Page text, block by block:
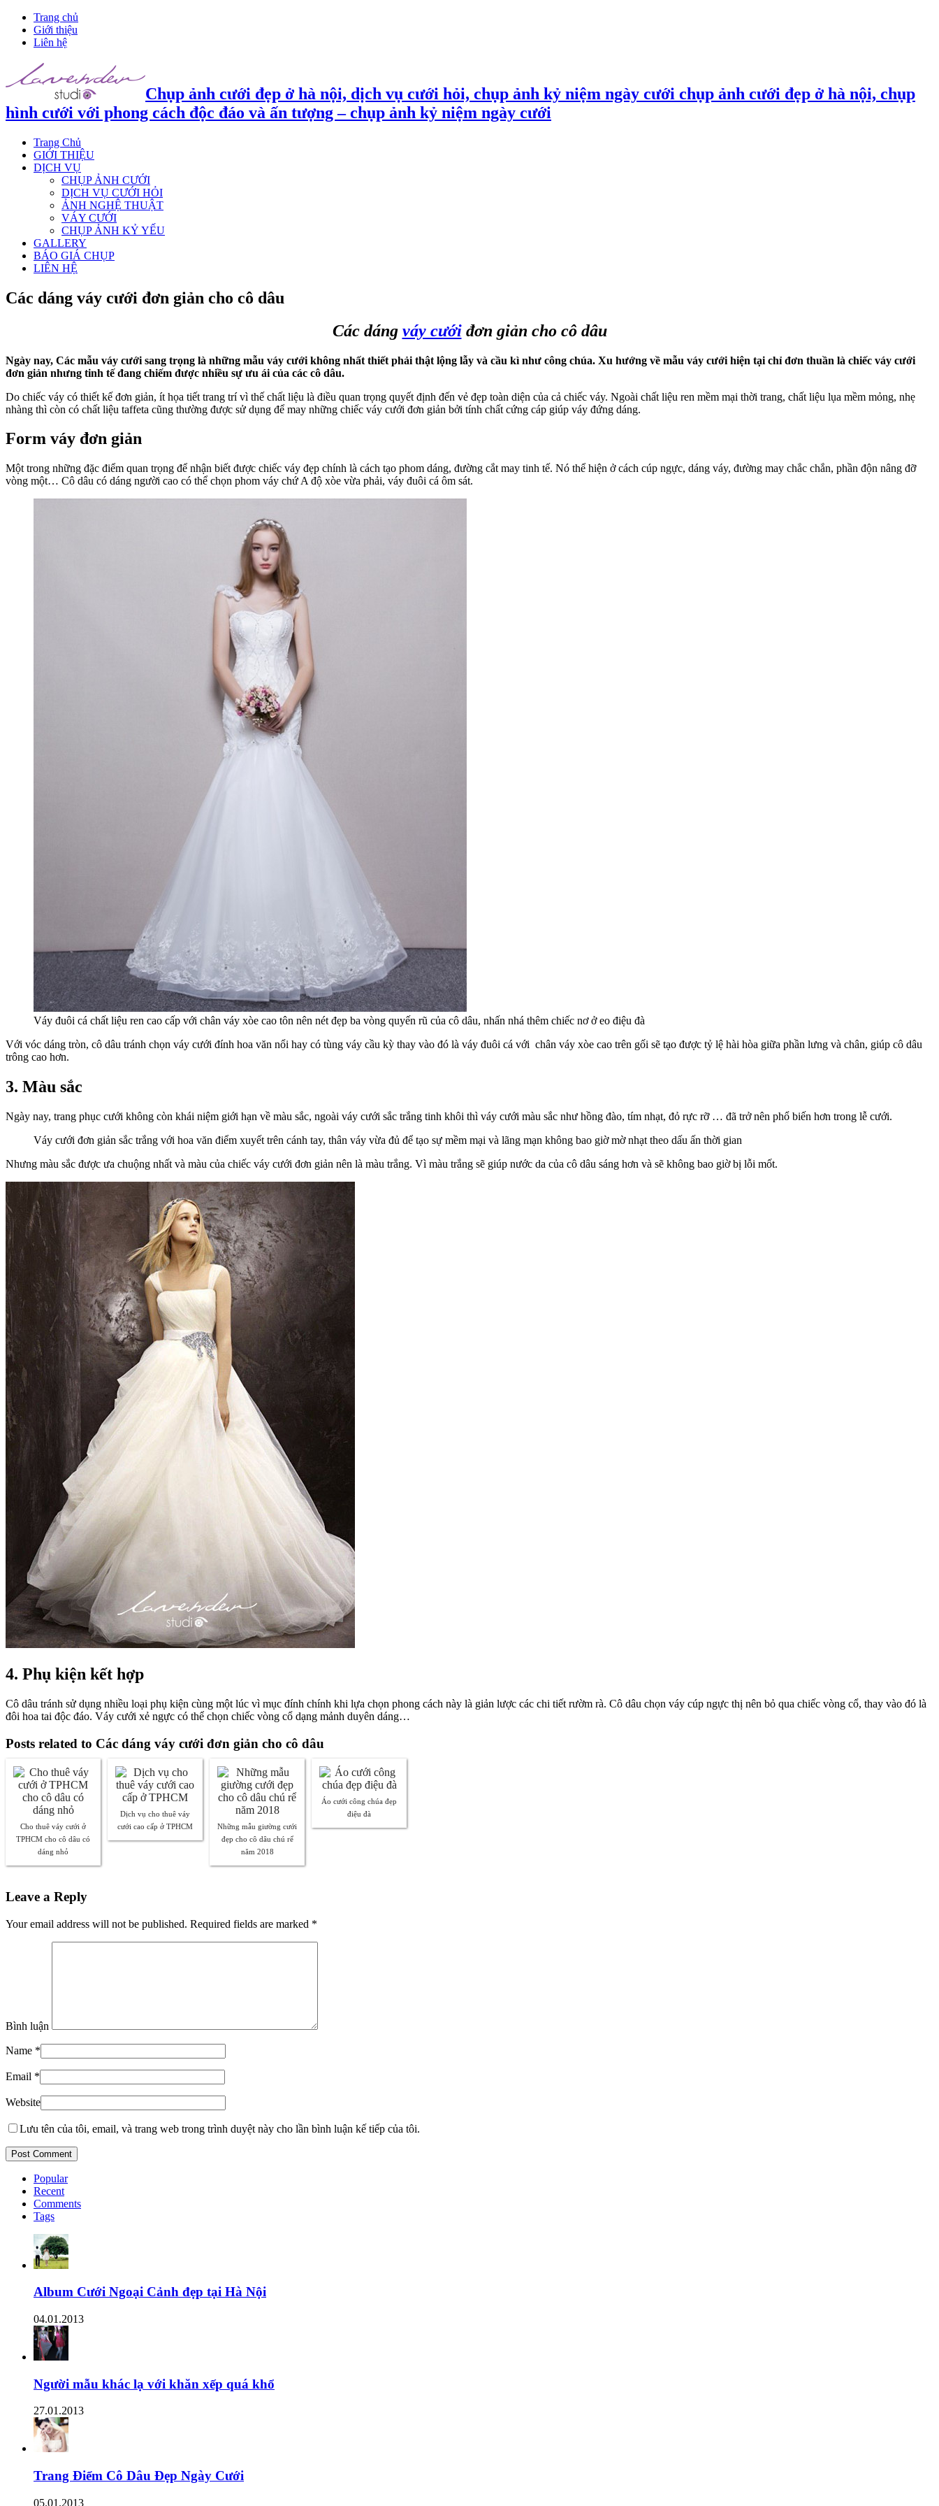
Trang chủ
Giới thiệu
Liên hệ
Chụp ảnh cưới đẹp ở hà nội, dịch vụ cưới hỏi, chụp ảnh kỷ niệm ngày cưới chụp ảnh cưới đẹp ở hà nội, chụp
hình cưới với phong cách độc đáo và ấn tượng – chụp ảnh kỷ niệm ngày cưới
Trang Chủ
GIỚI THIỆU
DỊCH VỤ
CHỤP ẢNH CƯỚI
DỊCH VỤ CƯỚI HỎI
ẢNH NGHỆ THUẬT
VÁY CƯỚI
CHỤP ẢNH KỶ YẾU
GALLERY
BÁO GIÁ CHỤP
LIÊN HỆ
Các dáng váy cưới đơn giản cho cô dâu
Các dáng váy cướiđơn giản cho cô dâu
Ngày nay, Các mẫu váy cưới sang trọng là những mẫu váy cưới không nhất thiết phải thật lộng lẫy và cầu kì như công chúa. Xu hướng về mẫu váy cưới hiện tại chỉ đơn thuần là chiếc váy cưới
đơn giản nhưng tinh tế đang chiếm được nhiều sự ưu ái của các cô dâu.
Do chiếc váy có thiết kế đơn giản, ít họa tiết trang trí vì thế chất liệu là điều quan trọng quyết định đến vẻ đẹp toàn diện của cả chiếc váy. Ngoài chất liệu ren mềm mại thời trang, chất liệu lụa mềm mỏng, nhẹ
nhàng thì còn có chất liệu taffeta cũng thường được sử dụng để may những chiếc váy cưới đơn giản bởi tính chất cứng cáp giúp váy đứng dáng.
Form váy đơn giản
Một trong những đặc điểm quan trọng để nhận biết được chiếc váy đẹp chính là cách tạo phom dáng, đường cắt may tinh tế. Nó thể hiện ở cách cúp ngực, dáng váy, đường may chắc chắn, phần độn nâng đỡ
vòng một… Cô dâu có dáng người cao có thể chọn phom váy chứ A độ xòe vừa phải, váy đuôi cá ôm sát.
Váy đuôi cá chất liệu ren cao cấp với chân váy xòe cao tôn nên nét đẹp ba vòng quyến rũ của cô dâu, nhấn nhá thêm chiếc nơ ở eo điệu đà
Với vóc dáng tròn, cô dâu tránh chọn váy cưới đính hoa văn nổi hay có tùng váy cầu kỳ thay vào đó là váy đuôi cá với chân váy xòe cao trên gối sẽ tạo được tỷ lệ hài hòa giữa phần lưng và chân, giúp cô dâu
trông cao hơn.
3. Màu sắc
Ngày nay, trang phục cưới không còn khái niệm giới hạn về màu sắc, ngoài váy cưới sắc trắng tinh khôi thì váy cưới màu sắc như hồng đào, tím nhạt, đỏ rực rỡ … đã trở nên phổ biến hơn trong lễ cưới.
Váy cưới đơn giản sắc trắng với hoa văn điểm xuyết trên cánh tay, thân váy vừa đủ để tạo sự mềm mại và lãng mạn không bao giờ mờ nhạt theo dấu ấn thời gian
Nhưng màu sắc được ưa chuộng nhất và màu của chiếc váy cưới đơn giản nên là màu trắng. Vì màu trắng sẽ giúp nước da của cô dâu sáng hơn và sẽ không bao giờ bị lỗi mốt.
4. Phụ kiện kết hợp
Cô dâu tránh sử dụng nhiều loại phụ kiện cùng một lúc vì mục đính chính khi lựa chọn phong cách này là giản lược các chi tiết rườm rà. Cô dâu chọn váy cúp ngực thị nên bỏ qua chiếc vòng cổ, thay vào đó là
đôi hoa tai độc đáo. Váy cưới xẻ ngực có thể chọn chiếc vòng cổ dạng mảnh duyên dáng…
Posts related to Các dáng váy cưới đơn giản cho cô dâu
Cho thuê váy cưới ở
TPHCM cho cô dâu có
dáng nhỏ
Dịch vụ cho thuê váy
cưới cao cấp ở TPHCM
Những mẫu giường cưới
đẹp cho cô dâu chú rể
năm 2018
Áo cưới công chúa đẹp
điệu đà
Leave a Reply
Your email address will not be published. Required fields are marked *
Bình luận
Name *
Email *
Website
Lưu tên của tôi, email, và trang web trong trình duyệt này cho lần bình luận kế tiếp của tôi.
Popular
Recent
Comments
Tags
Album Cưới Ngoại Cảnh đẹp tại Hà Nội
04.01.2013
Người mẫu khác lạ với khăn xếp quá khổ
27.01.2013
Trang Điểm Cô Dâu Đẹp Ngày Cưới
05.01.2013